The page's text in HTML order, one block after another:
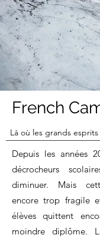
French
Là où les grands
Depuis les années
décrocheurs
diminuer. Mais
encore trop fragile
élèves quittent
moindre diplôme.